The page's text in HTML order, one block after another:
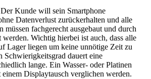
Kunde will sein Smartphone
Datenverlust zurückerhalten und alle
müssen fachgerecht ausgebaut und durch
werden. Wichtig hierbei ist auch, dass alle
Lager liegen um keine unnötige Zeit zu
Schwierigkeitsgrad dauert eine
lange. Ein Wasser- oder Platinen
Displaytausch verglichen werden.